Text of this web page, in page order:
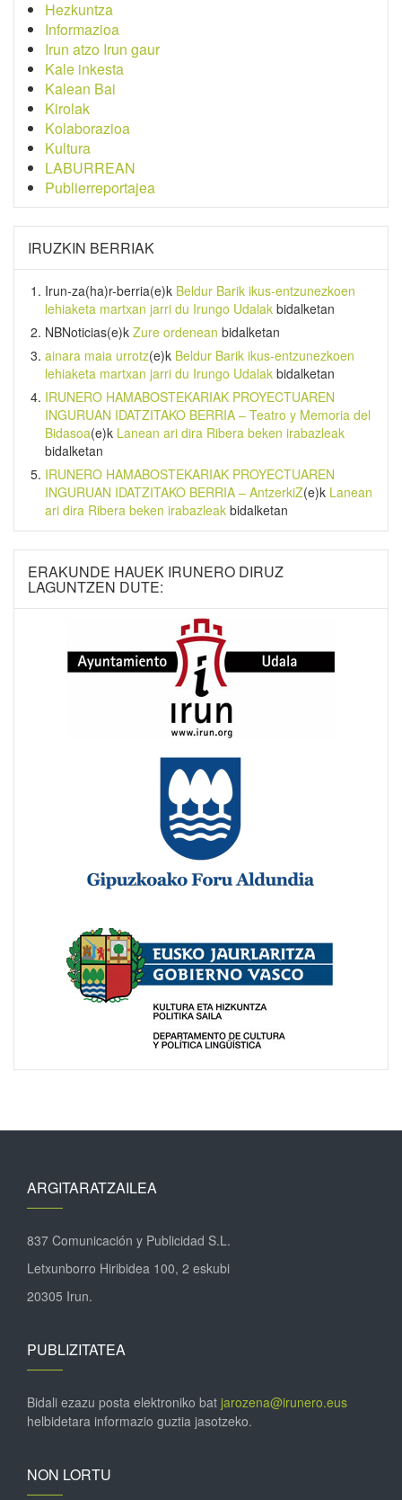
Hezkuntza
Informazioa
Irun atzo Irun gaur
Kale inkesta
Kalean Bai
Kirolak
Kolaborazioa
Kultura
LABURREAN
Publierreportajea
IRUZKIN BERRIAK
Irun-za(ha)r-berria(e)k Beldur Barik ikus-entzunezkoen
lehiaketa martxan jarri du Irungo Udalak bidalketan
NBNoticias(e)k Zure ordenean bidalketan
ainara maia urrotz(e)k Beldur Barik ikus-entzunezkoen
lehiaketa martxan jarri du Irungo Udalak bidalketan
IRUNERO HAMABOSTEKARIAK PROYECTUAREN
INGURUAN IDATZITAKO BERRIA – Teatro y Memoria del
Bidasoa(e)k Lanean ari dira Ribera beken irabazleak
bidalketan
IRUNERO HAMABOSTEKARIAK PROYECTUAREN
INGURUAN IDATZITAKO BERRIA – AntzerkiZ(e)k Lanean
ari dira Ribera beken irabazleak bidalketan
ERAKUNDE HAUEK IRUNERO DIRUZ
LAGUNTZEN DUTE:
ARGITARATZAILEA
837 Comunicación y Publicidad S.L.
Letxunborro Hiribidea 100, 2 eskubi
20305 Irun.
PUBLIZITATEA
Bidali ezazu posta elektroniko bat jarozena@irunero.eus
helbidetara informazio guztia jasotzeko.
NON LORTU